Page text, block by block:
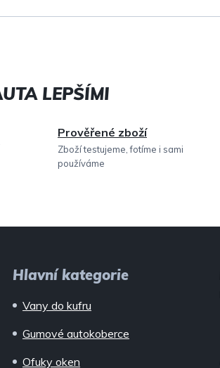
Prověřené zboží
Zboží testujeme, fotíme i sami
používáme
Hlavní kategorie
Vany do kufru
Gumové autokoberce
Ofuky oken